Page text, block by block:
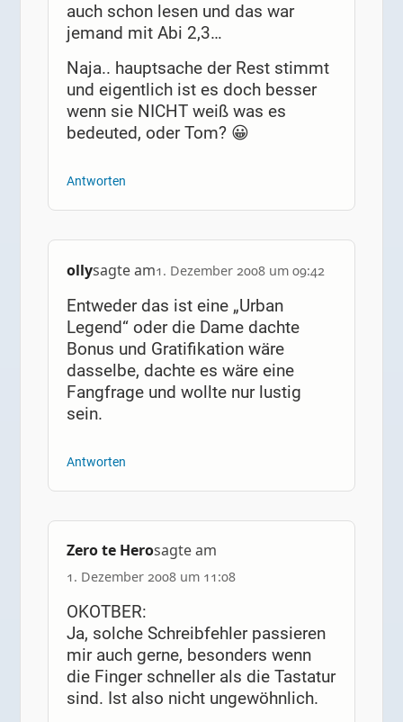
auch schon lesen und das war
jemand mit Abi 2,3…
Naja.. hauptsache der Rest stimmt
und eigentlich ist es doch besser
wenn sie NICHT weiß was es
bedeuted, oder Tom? 😀
Antworten
ollysagte am1. Dezember 2008 um 09:42
Entweder das ist eine „Urban
Legend“ oder die Dame dachte
Bonus und Gratifikation wäre
dasselbe, dachte es wäre eine
Fangfrage und wollte nur lustig
sein.
Antworten
Zero te Herosagte am
1. Dezember 2008 um 11:08
OKOTBER:
Ja, solche Schreibfehler passieren
mir auch gerne, besonders wenn
die Finger schneller als die Tastatur
sind. Ist also nicht ungewöhnlich.